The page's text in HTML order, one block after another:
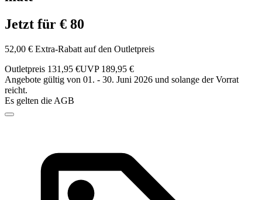
Jetzt für € 80
52,00 € Extra-Rabatt auf den Outletpreis
Outletpreis 131,95 €UVP 189,95 €
Angebote gültig von 01. - 30. Juni 2026 und solange der Vorrat
reicht.
Es gelten die AGB